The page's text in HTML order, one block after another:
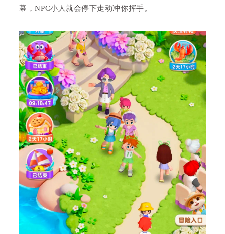
幕，NPC小人就会停下走动冲你挥手。